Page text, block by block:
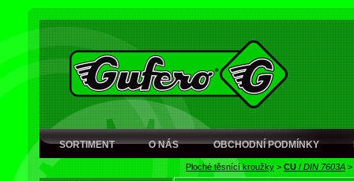
SORTIMENT O NÁS OBCHODNÍ PODMÍNKY
Ploché těsnící kroužky > CU / DIN 7603A >